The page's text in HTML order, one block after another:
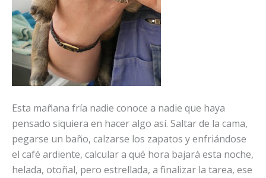
Esta mañana fría nadie conoce a nadie que haya
pensado siquiera en hacer algo así. Saltar de la cama,
pegarse un baño, calzarse los zapatos y enfriándose
el café ardiente, calcular a qué hora bajará esta noche,
helada, otoñal, pero estrellada, a finalizar la tarea, ese